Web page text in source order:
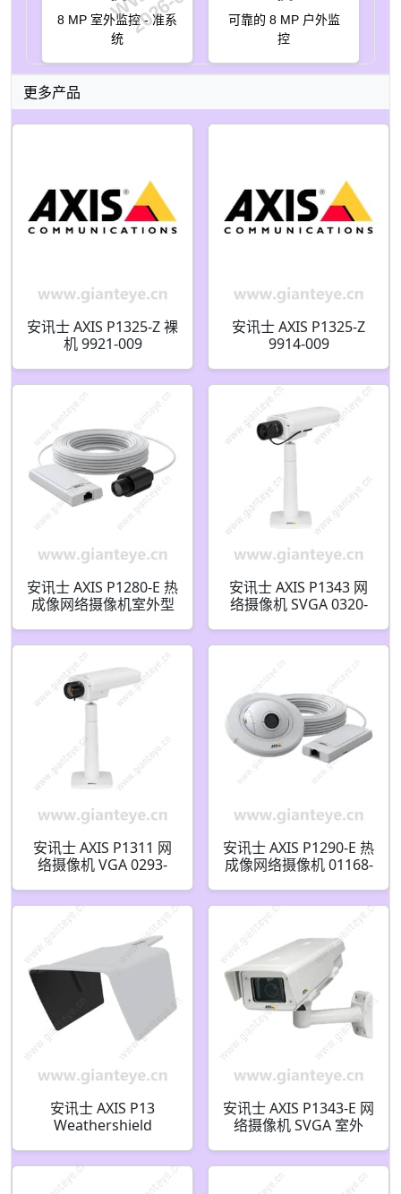
8 MP 室外监控 - 准系
统
可靠的 8 MP 户外监
控
更多产品
安讯士 AXIS P1325-Z 裸
机 9921-009
安讯士 AXIS P1325-Z
9914-009
安讯士 AXIS P1280-E 热
成像网络摄像机室外型
安讯士 AXIS P1343 网
络摄像机 SVGA 0320-
安讯士 AXIS P1311 网
络摄像机 VGA 0293-
安讯士 AXIS P1290-E 热
成像网络摄像机 01168-
安讯士 AXIS P13
Weathershield
安讯士 AXIS P1343-E 网
络摄像机 SVGA 室外